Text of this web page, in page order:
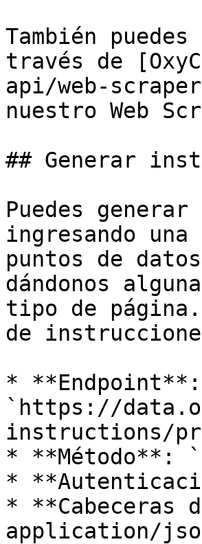
También
través de
api/web-
nuestro Web
## Generar
Puedes
ingresando
puntos de
dándonos
tipo de página.
de
* **Endpoint**:
`https://
instructions/
* **Método**:
*
*
application/